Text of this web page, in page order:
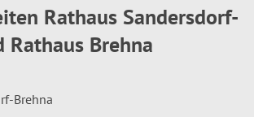
Rathaus Sandersdorf-
Rathaus Brehna
Brehna